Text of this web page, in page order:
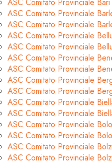
ASC Comitato Provinciale
ASC Comitato Provinciale
ASC Comitato Provinciale
ASC Comitato Provinciale
ASC Comitato Provinciale
ASC Comitato Provinciale
ASC Comitato Provinciale
ASC Comitato Provinciale
ASC Comitato Provinciale
ASC Comitato Provinciale
ASC Comitato Provinciale
ASC Comitato Provinciale
ASC Comitato Provinciale
ASC Comitato Provinciale